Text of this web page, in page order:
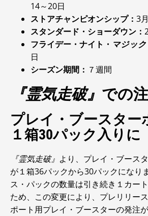
14～20日
ストアチャンピオンシップ： 3
スタンダード・ショーダウン：
フライデー・ナイト・ マジック
日
シーズン期間： ７週間
『霊気走破』 での
プレイ・ブースター
１箱30パック入りに
『霊気走破』 より、プレイ・ブース
が１箱36パックから30パックになり
ス・パックの数量は引き続き１カー
ため、この変更により、プレリリー
ポート用プレイ・ブースターの発注